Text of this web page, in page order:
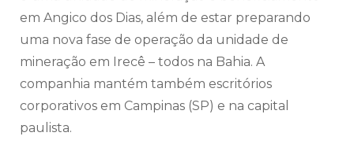
em Angico dos Dias, além de estar preparando
uma nova fase de operação da unidade de
mineração em Irecê – todos na Bahia. A
companhia mantém também escritórios
corporativos em Campinas (SP) e na capital
paulista.